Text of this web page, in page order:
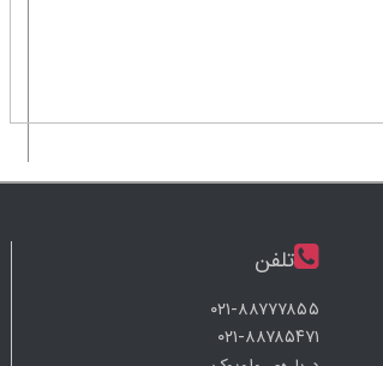
تلفن
۰۲۱-۸۸۷۷۷۸۵۵
۰۲۱-۸۸۷۸۵۴۷۱